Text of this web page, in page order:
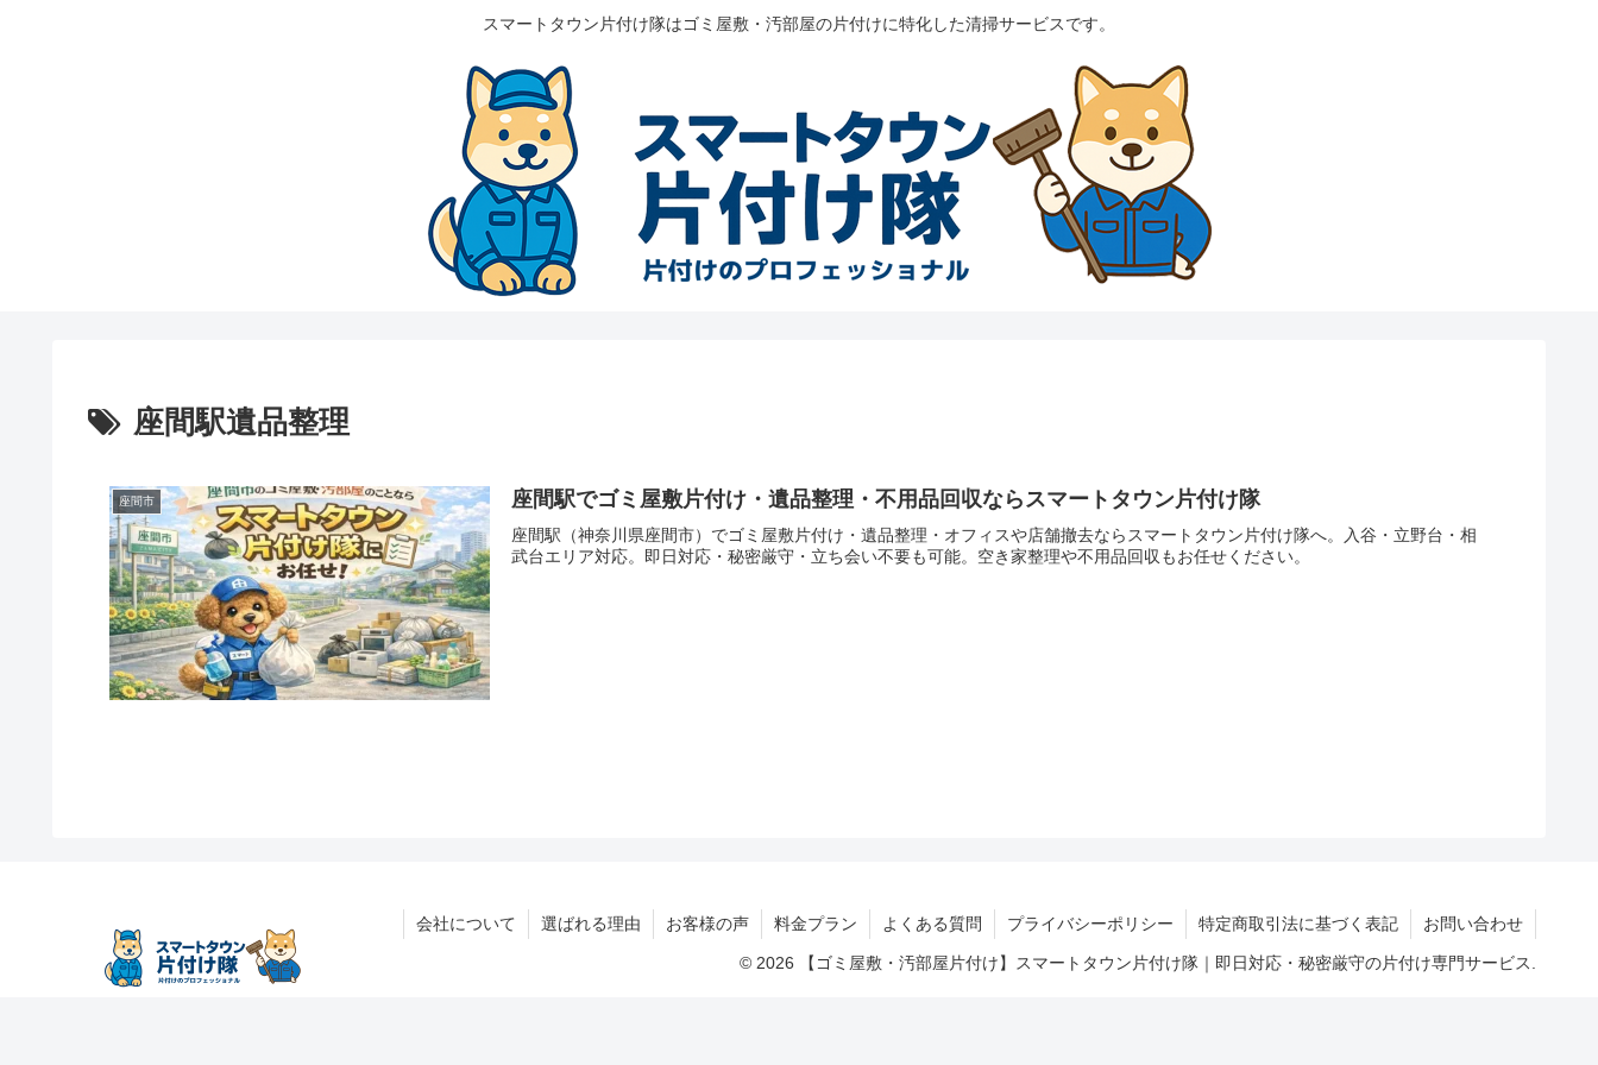
スマートタウン片付け隊はゴミ屋敷・汚部屋の片付けに特化した清掃サービスです。
座間駅遺品整理
座間市 座間駅でゴミ屋敷片付け・遺品整理・不用品回収ならスマートタウン片付け隊
座間駅（神奈川県座間市）でゴミ屋敷片付け・遺品整理・オフィスや店舗撤去ならスマートタウン片付け隊へ。入谷・立野台・相
武台エリア対応。即日対応・秘密厳守・立ち会い不要も可能。空き家整理や不用品回収もお任せください。
会社について 選ばれる理由 お客様の声 料金プラン よくある質問 プライバシーポリシー 特定商取引法に基づく表記 お問い合わせ
© 2026 【ゴミ屋敷・汚部屋片付け】スマートタウン片付け隊｜即日対応・秘密厳守の片付け専門サービス.